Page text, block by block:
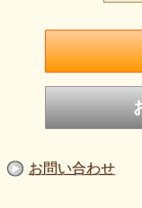
立っているよ
ことも多
そんな心を思
お問い合わせ